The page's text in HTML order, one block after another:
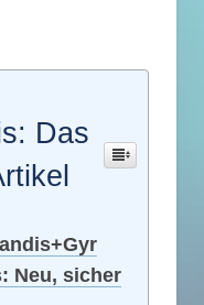
Das
Neu, sicher